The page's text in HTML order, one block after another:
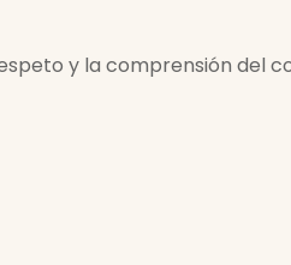
y la comprensión del